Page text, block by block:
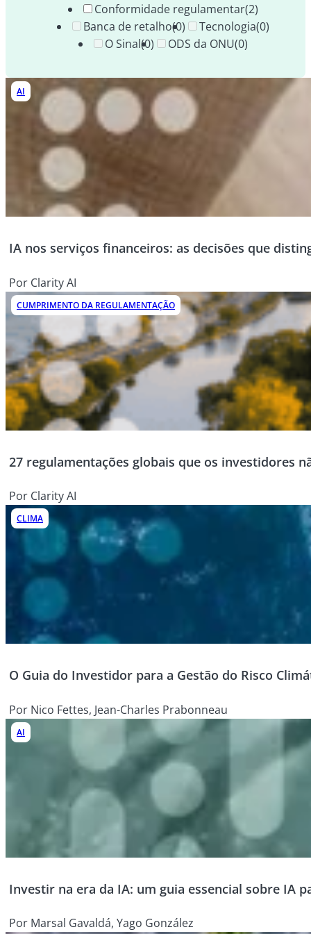
Conformidade regulamentar(2)
Banca de retalho(0) Tecnologia(0)
O Sinal(0) ODS da ONU(0)
AI
IA nos serviços financeiros: as decisões que
Por Clarity AI
CUMPRIMENTO DA REGULAMENTAÇÃO
27 regulamentações globais que os investidores
Por Clarity AI
CLIMA
O Guia do Investidor para a Gestão do Risco
Por Nico Fettes, Jean-Charles Prabonneau
AI
Investir na era da IA: um guia essencial sobre IA
Por Marsal Gavaldá, Yago González